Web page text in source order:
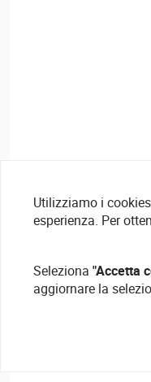
Utilizziamo i
esperienza. Per
Seleziona "Accetta
aggiornare la